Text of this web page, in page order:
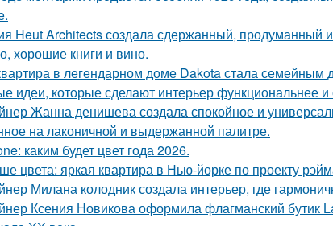
Heut Architects создала сдержанный, продуманный
хорошие книги и вино.
в легендарном доме Dakota стала семейным
идеи, которые сделают интерьер функциональнее и
Жанна денишева создала спокойное и
на лаконичной и выдержанной палитре.
каким будет цвет года 2026.
цвета: яркая квартира в Нью-йорке по проекту
Милана колодник создала интерьер, где
Ксения Новикова оформила флагманский бутик